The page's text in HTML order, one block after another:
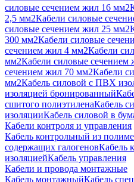
силовые сечением жил 16 мм2
2,5 мм2Кабели силовые
силовые сечением жил 25 мм2
300 мм2Кабели силовые
сечением жил 4 мм2Кабели
мм2Кабели силовые сечением
сечением жил 70 мм2Кабели
мм2Кабель силовой с ПВХ
изоляцией бронированный
сшитого полиэтиленаКабель
изоляцииКабель силовой в
Кабели контроля и управления
Кабель контрольный из
содержащих галогеновКабель
изоляциейКабель управления
Кабели и провода монтажные
Кабель монтажныйКабель